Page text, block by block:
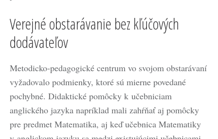
Verejné obstarávanie bez kľúčových
dodávateľov
Metodicko-pedagogické centrum vo svojom obstarávaní
vyžadovalo podmienky, ktoré sú mierne povedané
pochybné. Didaktické pomôcky k učebniciam
anglického jazyka napríklad mali zahŕňať aj pomôcky
pre predmet Matematika, aj keď učebnica Matematiky